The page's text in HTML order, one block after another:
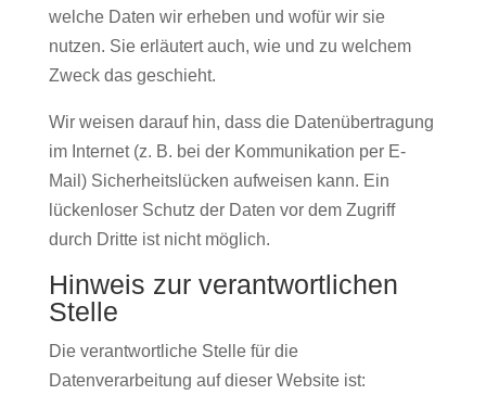
welche Daten wir erheben und wofür wir sie
nutzen. Sie erläutert auch, wie und zu welchem
Zweck das geschieht.
Wir weisen darauf hin, dass die Datenübertragung
im Internet (z. B. bei der Kommunikation per E-
Mail) Sicherheitslücken aufweisen kann. Ein
lückenloser Schutz der Daten vor dem Zugriff
durch Dritte ist nicht möglich.
Hinweis zur verantwortlichen
Stelle
Die verantwortliche Stelle für die
Datenverarbeitung auf dieser Website ist: